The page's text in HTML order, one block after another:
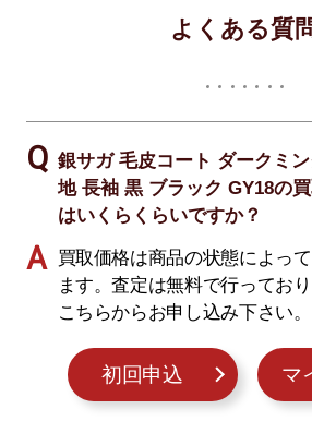
よくある質
銀サガ 毛皮コート ダークミ
地 長袖 黒 ブラック GY18の
はいくらくらいですか？
買取価格は商品の状態によっ
ます。査定は無料で行ってお
こちらからお申し込み下さい。
初回申込 マ